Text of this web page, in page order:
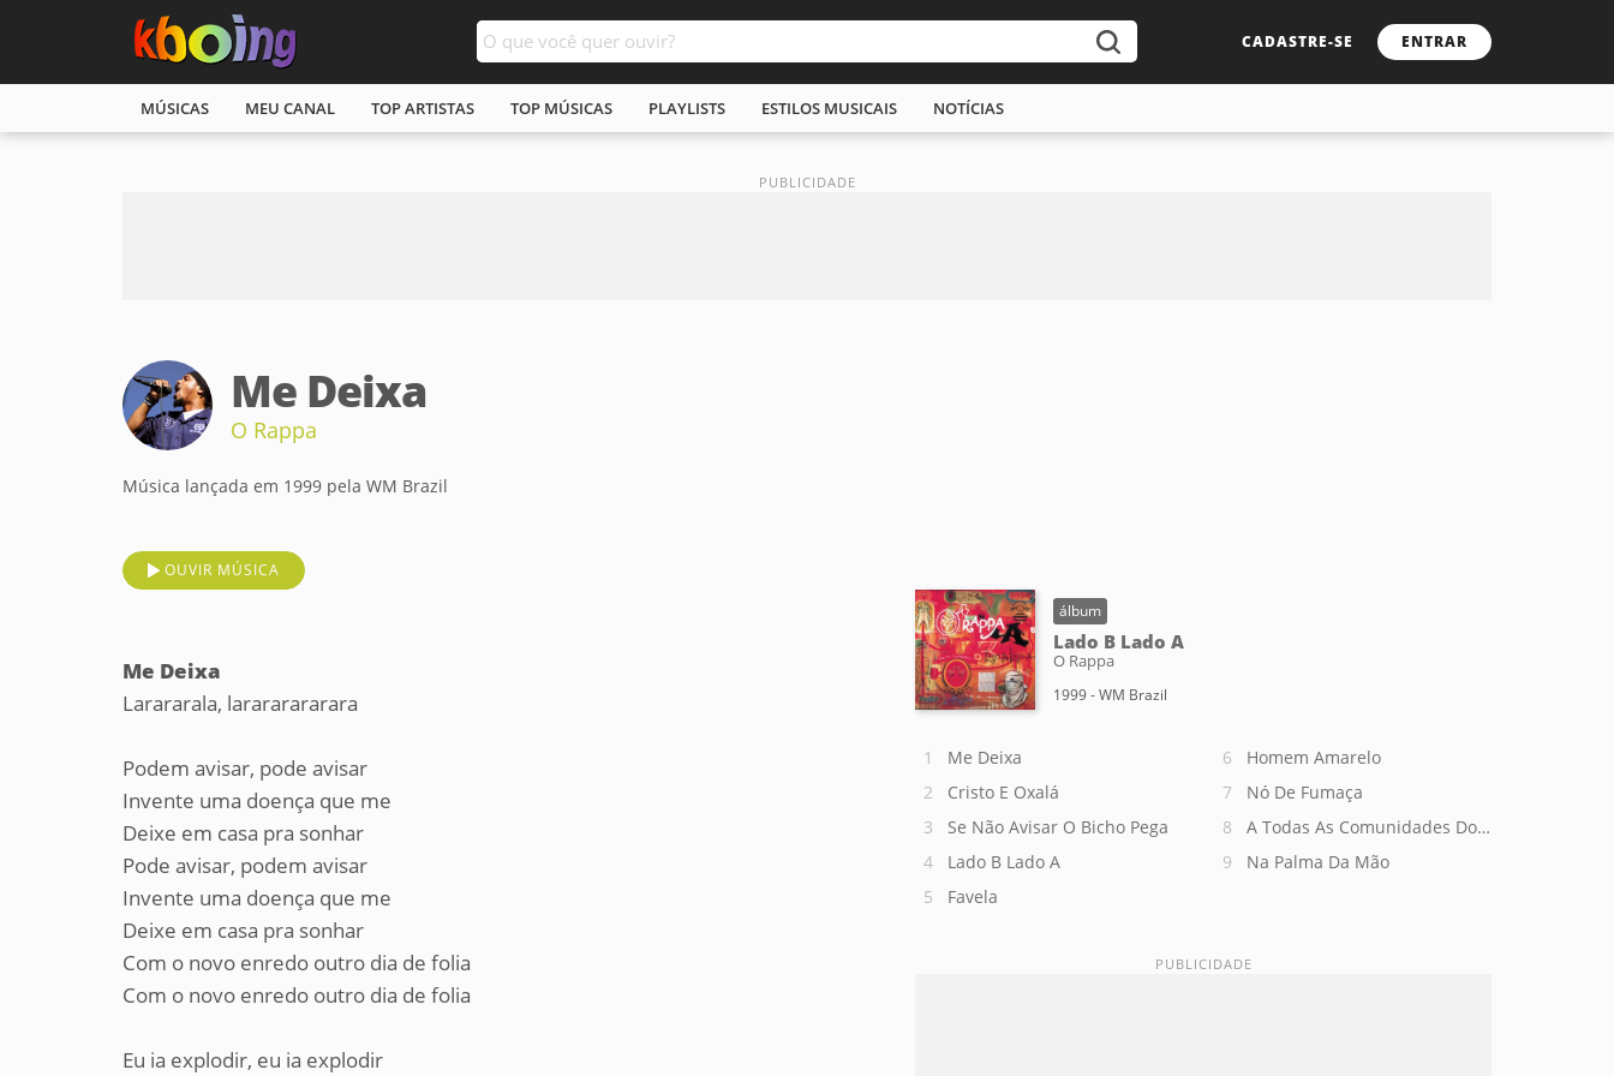
CADASTRE-SE ENTRAR
MÚSICAS MEU CANAL TOP ARTISTAS TOP MÚSICAS PLAYLISTS ESTILOS MUSICAIS NOTÍCIAS
Me Deixa
O Rappa
Música lançada em 1999 pela WM Brazil
OUVIR MÚSICA
Me Deixa
Larararala, larararararara
Podem avisar, pode avisar
Invente uma doença que me
Deixe em casa pra sonhar
Pode avisar, podem avisar
Invente uma doença que me
Deixe em casa pra sonhar
Com o novo enredo outro dia de folia
Com o novo enredo outro dia de folia
Eu ia explodir, eu ia explodir
álbum
Lado B Lado A
O Rappa
1999 - WM Brazil
Me Deixa
Cristo E Oxalá
Se Não Avisar O Bicho Pega
Lado B Lado A
Favela
Homem Amarelo
Nó De Fumaça
A Todas As Comunidades Do Engenho Novo
Na Palma Da Mão